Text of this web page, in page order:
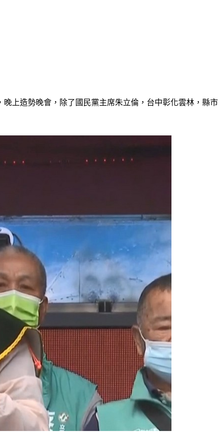
上造勢晚會，除了國民黨主席朱立倫，台中彰化雲林，縣市